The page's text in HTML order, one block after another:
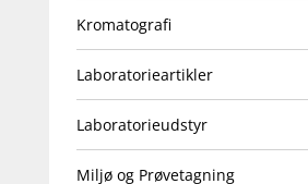
Kromatografi
Laboratorieartikler
Laboratorieudstyr
Miljø og Prøvetagning